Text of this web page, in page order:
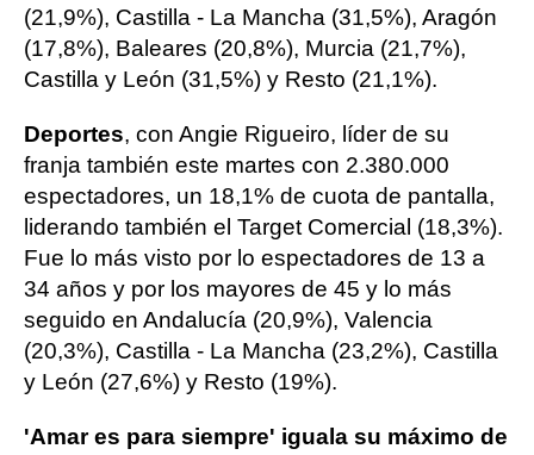
(21,9%), Castilla - La Mancha (31,5%), Aragón
(17,8%), Baleares (20,8%), Murcia (21,7%),
Castilla y León (31,5%) y Resto (21,1%).
Deportes, con Angie Rigueiro, líder de su
franja también este martes con 2.380.000
espectadores, un 18,1% de cuota de pantalla,
liderando también el Target Comercial (18,3%).
Fue lo más visto por lo espectadores de 13 a
34 años y por los mayores de 45 y lo más
seguido en Andalucía (20,9%), Valencia
(20,3%), Castilla - La Mancha (23,2%), Castilla
y León (27,6%) y Resto (19%).
'Amar es para siempre' iguala su máximo de